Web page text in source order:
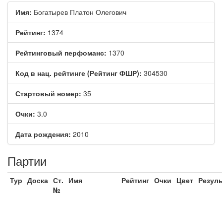
Имя: Богатырев Платон Олегович
Рейтинг: 1374
Рейтинговый перфоманс: 1370
Код в нац. рейтинге (Рейтинг ФШР): 304530
Стартовый номер: 35
Очки: 3.0
Дата рождения: 2010
Партии
Тур Доска Ст.
№
Имя Рейтинг Очки Цвет